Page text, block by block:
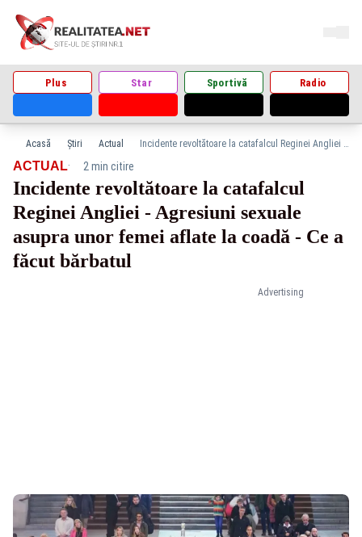
Plus Star Sportivă Radio
Acasă Știri Actual Incidente revoltătoare la catafalcul Reginei Angliei - Agresiuni sexuale asupra unor femei aflate la coadă - Ce a făcut bărbatul
Advertising
ACTUAL· 2 min citire
Incidente revoltătoare la catafalcul
Reginei Angliei - Agresiuni sexuale
asupra unor femei aflate la coadă - Ce a
făcut bărbatul